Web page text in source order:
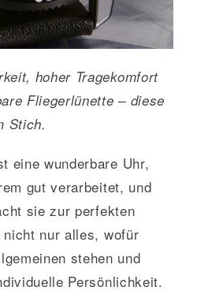
hoher Tragekomfort
Fliegerlünette – diese
Stich.
eine wunderbare Uhr,
gut verarbeitet, und
sie zur perfekten
nur alles, wofür
stehen und
Persönlichkeit.